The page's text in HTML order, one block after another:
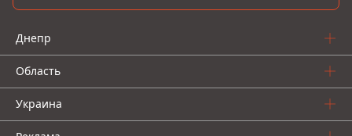
Днепр
Область
Украина